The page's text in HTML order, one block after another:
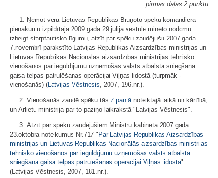
pirmās daļas 2.punktu
1. Ņemot vērā Lietuvas Republikas Bruņoto spēku komandiera
pienākumu izpildītāja 2009.gada 29.jūlija vēstulē minēto nodomu
izbeigt starptautisko līgumu, atzīt par spēku zaudējušu 2007.gada
7.novembrī parakstīto Latvijas Republikas Aizsardzības ministrijas un
Lietuvas Republikas Nacionālās aizsardzības ministrijas tehnisko
vienošanos par ieguldījumu uzņemošās valsts atbalsta sniegšanā
gaisa telpas patrulēšanas operācijai Viļņas lidostā (turpmāk -
vienošanās) (Latvijas Vēstnesis, 2007, 196.nr.).
2. Vienošanās zaudē spēku tās 7.pantānoteiktajā laikā un kārtībā,
un Ārlietu ministrija par to paziņo laikrakstā "Latvijas Vēstnesis".
3. Atzīt par spēku zaudējušiem Ministru kabineta 2007.gada
23.oktobra noteikumus Nr.717 " Par Latvijas Republikas Aizsardzības
ministrijas un Lietuvas Republikas Nacionālās aizsardzības ministrijas
tehnisko vienošanos par ieguldījumu uzņemošās valsts atbalsta
sniegšanā gaisa telpas patrulēšanas operācijai Viļņas lidostā"
(Latvijas Vēstnesis, 2007, 181.nr.).